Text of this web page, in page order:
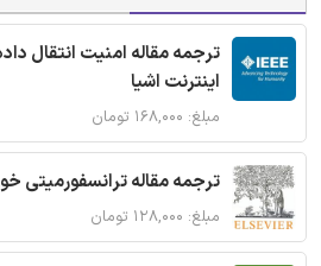
اینترنت اشیا
مبلغ: ۱۶۸,۰۰۰ تومان
ترجمه مقاله
مبلغ: ۱۲۸,۰۰۰ تومان